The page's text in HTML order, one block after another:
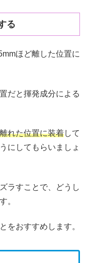
る
ほど離した位置に
だと揮発成分による
れた位置に装着して
にしてもらいましょ
ラすことで、どうし
。
をおすすめします。